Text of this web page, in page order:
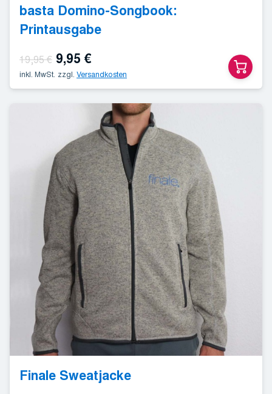
basta Domino-Songbook:
Printausgabe
19,95€ Ursprünglicher
Preis
9,95 €Aktueller
Preis
ist:
9,95 €.
inkl. MwSt. zzgl. Versandkosten
Finale Sweatjacke